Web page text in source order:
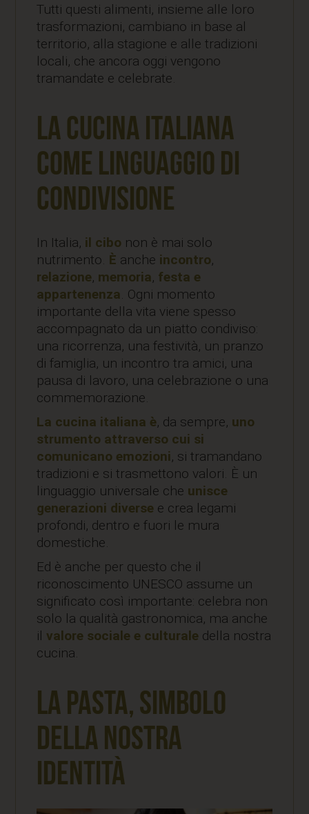
Tutti questi alimenti, insieme alle loro
trasformazioni, cambiano in base al
territorio, alla stagione e alle tradizioni
locali, che ancora oggi vengono
tramandate e celebrate.
La cucina italiana
come linguaggio di
condivisione
In Italia, il cibo non è mai solo
nutrimento. È anche incontro,
relazione, memoria, festa e
appartenenza. Ogni momento
importante della vita viene spesso
accompagnato da un piatto condiviso:
una ricorrenza, una festività, un pranzo
di famiglia, un incontro tra amici, una
pausa di lavoro, una celebrazione o una
commemorazione.
La cucina italiana è, da sempre, uno
strumento attraverso cui si
comunicano emozioni, si tramandano
tradizioni e si trasmettono valori. È un
linguaggio universale che unisce
generazioni diverse e crea legami
profondi, dentro e fuori le mura
domestiche.
Ed è anche per questo che il
riconoscimento UNESCO assume un
significato così importante: celebra non
solo la qualità gastronomica, ma anche
ilvalore sociale e culturale della nostra
cucina.
La pasta, simbolo
della nostra
identità